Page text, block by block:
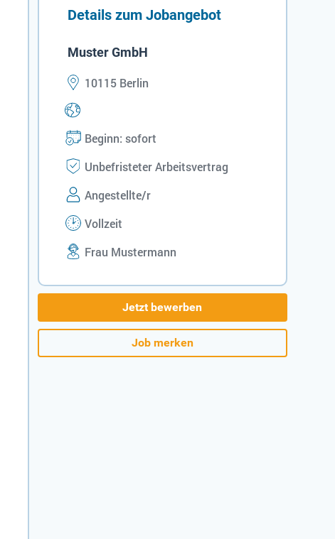
Details zum Jobangebot
Muster GmbH
10115 Berlin
Beginn: sofort
Unbefristeter Arbeitsvertrag
Angestellte/r
Vollzeit
Frau Mustermann
Jetzt bewerben
Job merken